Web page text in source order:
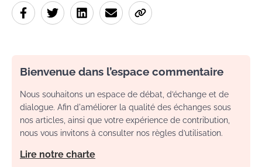
Bienvenue dans l’espace commentaire
Nous souhaitons un espace de débat, d’échange et de
dialogue. Afin d'améliorer la qualité des échanges sous
nos articles, ainsi que votre expérience de contribution,
nous vous invitons à consulter nos règles d’utilisation.
Lire notre charte